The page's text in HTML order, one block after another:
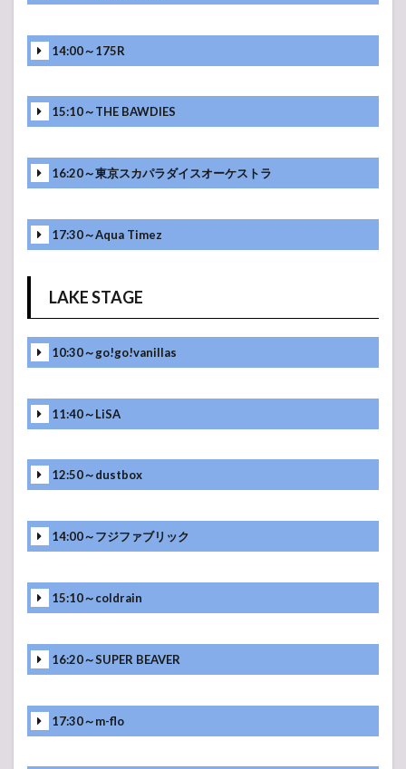
14:00～175R
15:10～THE BAWDIES
16:20～東京スカパラダイスオーケストラ
17:30～Aqua Timez
LAKE STAGE
10:30～go!go!vanillas
11:40～LiSA
12:50～dustbox
14:00～フジファブリック
15:10～coldrain
16:20～SUPER BEAVER
17:30～m-flo